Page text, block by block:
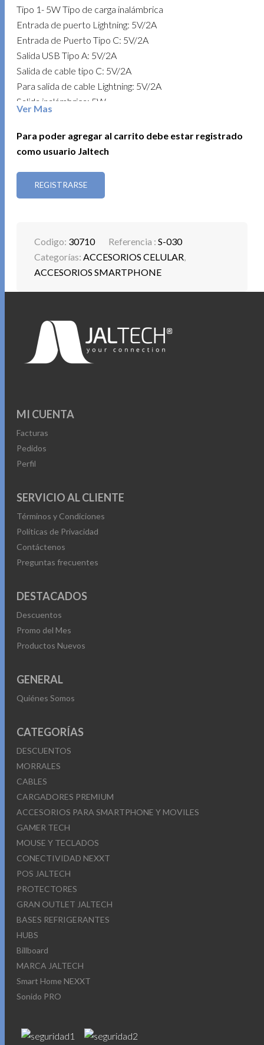
Tipo 1- 5W Tipo de carga inalámbrica
Entrada de puerto Lightning: 5V/2A
Entrada de Puerto Tipo C: 5V/2A
Salida USB Tipo A: 5V/2A
Salida de cable tipo C: 5V/2A
Para salida de cable Lightning: 5V/2A
Salida inalámbrica: 5W
Salida USB: 22,5 W
Salida de cable tipo C: 5V3A 9V2A 12V1.5A
Ver Mas
Para poder agregar al carrito debe estar registrado
como usuario Jaltech
REGISTRARSE
Codigo: 30710 Referencia :S-030
Categorías:ACCESORIOS CELULAR,
ACCESORIOS SMARTPHONE
MI CUENTA
Facturas
Pedidos
Perfil
SERVICIO AL CLIENTE
Términos y Condiciones
Políticas de Privacidad
Contáctenos
Preguntas frecuentes
DESTACADOS
Descuentos
Promo del Mes
Productos Nuevos
GENERAL
Quiénes Somos
CATEGORÍAS
DESCUENTOS
MORRALES
CABLES
CARGADORES PREMIUM
ACCESORIOS PARA SMARTPHONE Y MOVILES
GAMER TECH
MOUSE Y TECLADOS
CONECTIVIDAD NEXXT
POS JALTECH
PROTECTORES
GRAN OUTLET JALTECH
BASES REFRIGERANTES
HUBS
Billboard
MARCA JALTECH
Smart Home NEXXT
Sonido PRO